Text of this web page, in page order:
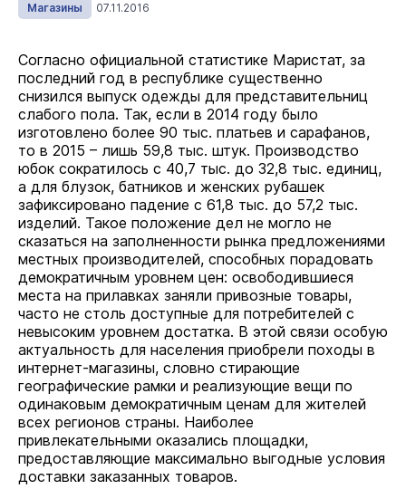
Магазины 07.11.2016
Согласно официальной статистике Маристат, за
последний год в республике существенно
снизился выпуск одежды для представительниц
слабого пола. Так, если в 2014 году было
изготовлено более 90 тыс. платьев и сарафанов,
то в 2015 – лишь 59,8 тыс. штук. Производство
юбок сократилось с 40,7 тыс. до 32,8 тыс. единиц,
а для блузок, батников и женских рубашек
зафиксировано падение с 61,8 тыс. до 57,2 тыс.
изделий. Такое положение дел не могло не
сказаться на заполненности рынка предложениями
местных производителей, способных порадовать
демократичным уровнем цен: освободившиеся
места на прилавках заняли привозные товары,
часто не столь доступные для потребителей с
невысоким уровнем достатка. В этой связи особую
актуальность для населения приобрели походы в
интернет-магазины, словно стирающие
географические рамки и реализующие вещи по
одинаковым демократичным ценам для жителей
всех регионов страны. Наиболее
привлекательными оказались площадки,
предоставляющие максимально выгодные условия
доставки заказанных товаров.